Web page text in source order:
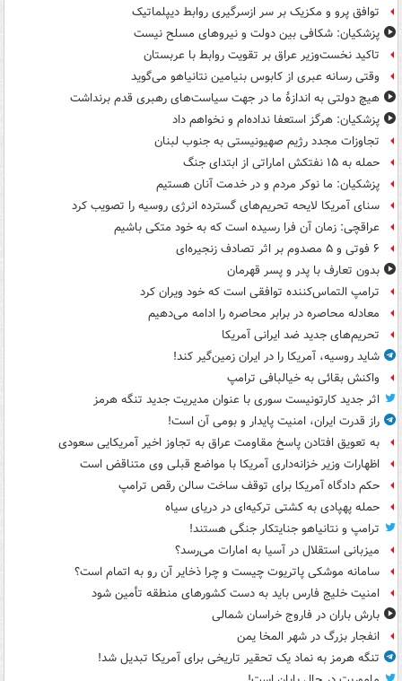
توافق پرو و مکزیک بر سر ازسرگیری روابط دیپلماتیک
پزشکیان: شکافی بین دولت و نیروهای مسلح نیست
تاکید نخست‌وزیر عراق بر تقویت روابط با عربستان
وقتی رسانه عبری از کابوس بنیامین نتانیاهو می‌گوید
هیچ دولتی به اندازۀ ما در جهت سیاست‌های رهبری قدم برنداشت
پزشکیان: هرگز استعفا نداده‌ام و نخواهم داد
تجاوزات مجدد رژیم صهیونیستی به جنوب لبنان
حمله به ۱۵ نفتکش‌ اماراتی از ابتدای جنگ
پزشکیان: ما نوکر مردم و در خدمت آنان هستیم
سنای آمریکا لایحه تحریم‌های گسترده انرژی روسیه را تصویب کرد
عراقچی: زمان آن فرا رسیده است که به خود متکی باشیم
۶ فوتی و ۵ مصدوم بر اثر تصادف زنجیره‌ای
بدون تعارف با پدر و پسر قهرمان
ترامپ التماس‌کننده توافقی است که خود ویران کرد
معادله محاصره در برابر محاصره را ادامه می‌دهیم
تحریم‌های جدید ضد ایرانی آمریکا
شاید روسیه، آمریکا را در ایران زمین‌گیر کند!
واکنش بقائی به خیالبافی ترامپ
اثر جدید کارتونیست سوری با عنوان مدیریت جدید تنگه هرمز
راز قدرت ایران، امنیت پایدار و بومی آن است!
به تعویق افتادن پاسخ مقاومت عراق به تجاوز اخیر آمریکایی سعودی
اظهارات وزیر خزانه‌داری آمریکا با مواضع قبلی وی متناقض است
حکم دادگاه آمریکا برای توقف ساخت سالن رقص ترامپ
حمله پهپادی به کشتی ترکیه‌ای در دریای سیاه
ترامپ و نتانیاهو جنایتکار جنگی هستند!
میزبانی استقلال در آسیا به امارات می‌رسد؟
سامانه موشکی پاتریوت چیست و چرا ذخایر آن رو به اتمام است؟
امنیت خلیج فارس باید به دست کشورهای منطقه تأمین شود
بارش باران در فاروج خراسان شمالی
انفجار بزرگ در شهر المخا یمن
تنگه هرمز به نماد یک تحقیر تاریخی برای آمریکا تبدیل شد!